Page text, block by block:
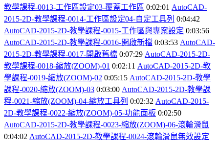
教學課程-0013-工作區設定03-覆蓋工作區 0:02:01 AutoCAD-
2015-2D-教學課程-0014-工作區設定04-自定工具列 0:04:42
AutoCAD-2015-2D-教學課程-0015-工作區與專案設定 0:03:56
AutoCAD-2015-2D-教學課程-0016-開啟新檔 0:03:53 AutoCAD-
2015-2D-教學課程-0017-開啟舊檔 0:07:29 AutoCAD-2015-2D-
教學課程-0018-縮放(ZOOM)-01 0:02:11 AutoCAD-2015-2D-教
學課程-0019-縮放(ZOOM)-02 0:05:15 AutoCAD-2015-2D-教學
課程-0020-縮放(ZOOM)-03 0:03:00 AutoCAD-2015-2D-教學課
程-0021-縮放(ZOOM)-04-縮放工具列 0:02:32 AutoCAD-2015-
2D-教學課程-0022-縮放(ZOOM)-05-功能面板 0:02:50
AutoCAD-2015-2D-教學課程-0023-縮放(ZOOM)-06-滾輪滑鼠
0:04:02 AutoCAD-2015-2D-教學課程-0024-滾輪滑鼠無效設定